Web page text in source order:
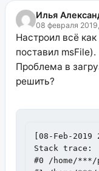
Илья
08 февраля
Настроил всё
поставил msFile).
Проблема в
решить?
[08-Feb-
Stack trace:
#0 /home/***/